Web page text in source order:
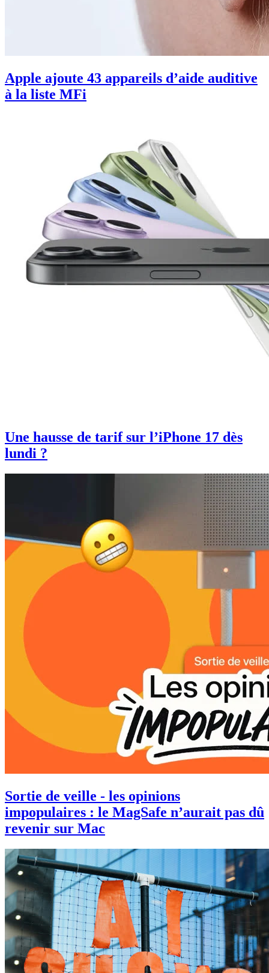
Apple ajoute 43 appareils d’aide auditive
à la liste MFi
Une hausse de tarif sur l’iPhone 17 dès
lundi ?
Sortie de veille - les opinions
impopulaires : le MagSafe n’aurait pas dû
revenir sur Mac